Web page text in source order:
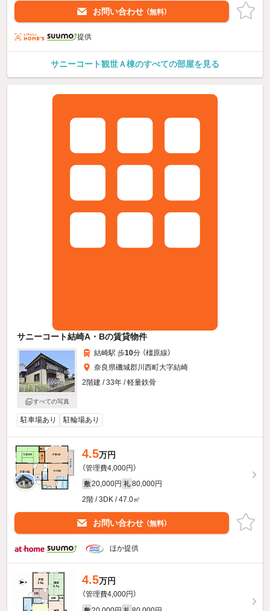
お問い合わせ （無料）
提供
サニーコート観世Ａ棟のすべての部屋を見る
サニーコート結崎A・Bの賃貸物件
すべての写真
結崎駅 歩10分 （橿原線）
奈良県磯城郡川西町大字結崎
2階建 / 33年 / 軽量鉄骨
駐車場あり 駐輪場あり
4.5万円
（管理費4,000円）
敷 20,000円 礼 80,000円
2階 / 3DK / 47.0㎡
お問い合わせ （無料）
ほか提供
4.5万円
（管理費4,000円）